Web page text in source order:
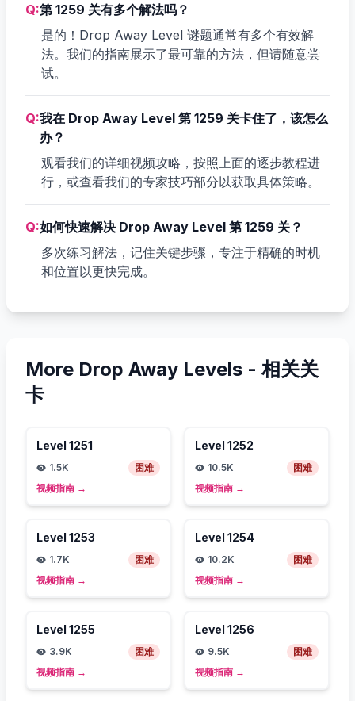
Q:第 1259 关有多个解法吗？
是的！Drop Away Level 谜题通常有多个有效解
法。我们的指南展示了最可靠的方法，但请随意尝
试。
Q:我在 Drop Away Level 第 1259 关卡住了，该怎么
办？
观看我们的详细视频攻略，按照上面的逐步教程进
行，或查看我们的专家技巧部分以获取具体策略。
Q:如何快速解决 Drop Away Level 第 1259 关？
多次练习解法，记住关键步骤，专注于精确的时机
和位置以更快完成。
More Drop Away Levels - 相关关
卡
Level 1251
1.5K
困难
视频指南 →
Level 1252
10.5K
困难
视频指南 →
Level 1253
1.7K
困难
视频指南 →
Level 1254
10.2K
困难
视频指南 →
Level 1255
3.9K
困难
视频指南 →
Level 1256
9.5K
困难
视频指南 →